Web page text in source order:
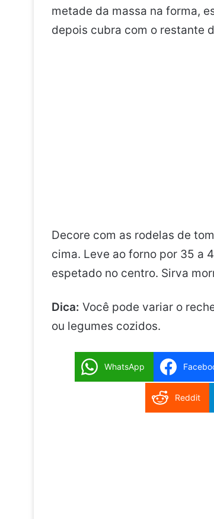
metade da massa na forma,
depois cubra com o restante
Decore com as rodelas de
cima. Leve ao forno por 35 a
espetado no centro. Sirva
Dica: Você pode variar o
ou legumes cozidos.
WhatsApp
Reddit